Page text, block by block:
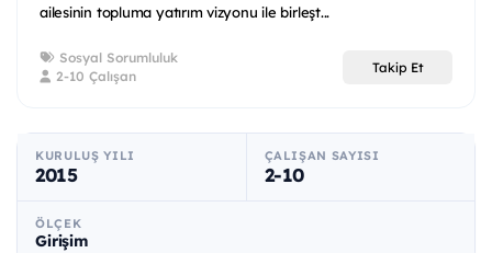
ailesinin topluma yatırım vizyonu ile birleşt...
Sosyal Sorumluluk
2-10 Çalışan
Takip Et
KURULUŞ YILI
2015
ÇALIŞAN SAYISI
2-10
ÖLÇEK
Girişim